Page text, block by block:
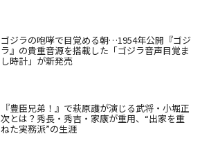
ゴジラの咆哮で目覚める朝…1954年公開『ゴジ
ラ』の貴重音源を搭載した「ゴジラ音声目覚ま
し時計」が新発売
『豊臣兄弟！』で萩原護が演じる武将・小堀正
次とは？秀長・秀吉・家康が重用、“出家を重
ねた実務派”の生涯